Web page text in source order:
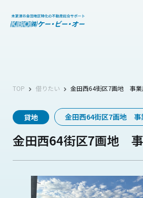
TOP 借りたい 金田西64街区7画地 事業
貸地 金田西64街区7画地 事
金田西64街区7画地